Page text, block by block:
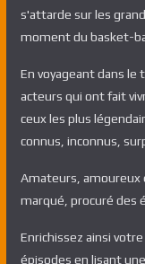
s'attarde sur les
moment du basket-
En voyageant dans
acteurs qui ont fait
ceux les plus
connus, inconnus,
Amateurs, amoureux
marqué, procuré des
Enrichissez ainsi
épisodes en lisant